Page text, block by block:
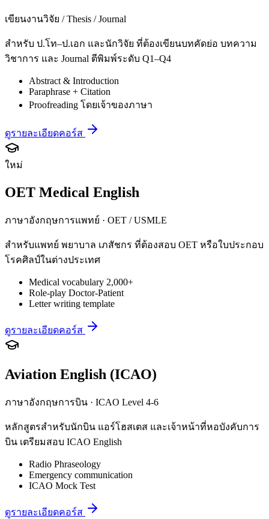
เขียนงานวิจัย / Thesis / Journal
สำหรับ ป.โท–ป.เอก และนักวิจัย ที่ต้องเขียนบทคัดย่อ บทความ
วิชาการ และ Journal ตีพิมพ์ระดับ Q1–Q4
Abstract & Introduction
Paraphrase + Citation
Proofreading โดยเจ้าของภาษา
ดูรายละเอียดคอร์ส
ใหม่
OET Medical English
ภาษาอังกฤษการแพทย์ · OET / USMLE
สำหรับแพทย์ พยาบาล เภสัชกร ที่ต้องสอบ OET หรือใบประกอบ
โรคศิลป์ในต่างประเทศ
Medical vocabulary 2,000+
Role-play Doctor-Patient
Letter writing template
ดูรายละเอียดคอร์ส
Aviation English (ICAO)
ภาษาอังกฤษการบิน · ICAO Level 4-6
หลักสูตรสำหรับนักบิน แอร์โฮสเตส และเจ้าหน้าที่หอบังคับการ
บิน เตรียมสอบ ICAO English
Radio Phraseology
Emergency communication
ICAO Mock Test
ดูรายละเอียดคอร์ส